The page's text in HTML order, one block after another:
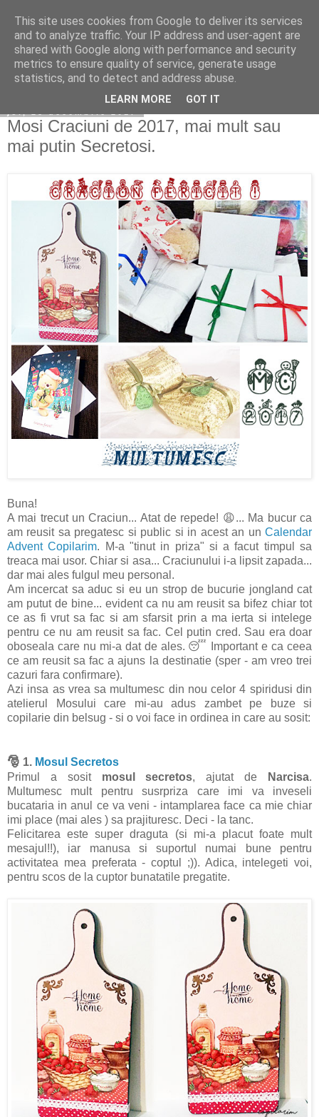
Copilarim
Mosi Craciuni de 2017, mai mult sau
mai putin Secretosi.
Buna!
A mai trecut un Craciun... Atat de repede! 😩... Ma bucur ca
am reusit sa pregatesc si public si in acest an un Calendar
Advent Copilarim. M-a "tinut in priza" si a facut timpul sa
treaca mai usor. Chiar si asa... Craciunului i-a lipsit zapada...
dar mai ales fulgul meu personal.
Am incercat sa aduc si eu un strop de bucurie jongland cat
am putut de bine... evident ca nu am reusit sa bifez chiar tot
ce as fi vrut sa fac si am sfarsit prin a ma ierta si intelege
pentru ce nu am reusit sa fac. Cel putin cred. Sau era doar
oboseala care nu mi-a dat de ales. 😴 Important e ca ceea
ce am reusit sa fac a ajuns la destinatie (sper - am vreo trei
cazuri fara confirmare).
Azi insa as vrea sa multumesc din nou celor 4 spiridusi din
atelierul Mosului care mi-au adus zambet pe buze si
copilarie din belsug - si o voi face in ordinea in care au sosit:
🎅 1. Mosul Secretos
Primul a sosit mosul secretos, ajutat de Narcisa.
Multumesc mult pentru susrpriza care imi va inveseli
bucataria in anul ce va veni - intamplarea face ca mie chiar
imi place (mai ales ) sa prajituresc. Deci - la tanc.
Felicitarea este super draguta (si mi-a placut foate mult
mesajul!!), iar manusa si suportul numai bune pentru
activitatea mea preferata - coptul ;)). Adica, intelegeti voi,
pentru scos de la cuptor bunatatile pregatite.
This site uses cookies from Google to deliver its services
and to analyze traffic. Your IP address and user-agent are
shared with Google along with performance and security
metrics to ensure quality of service, generate usage
statistics, and to detect and address abuse.
LEARN MORE GOT IT